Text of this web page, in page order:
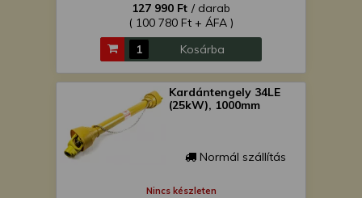
127 990 Ft / darab
( 100 780 Ft + ÁFA )
Kosárba
Kardántengely 34LE
(25kW), 1000mm
Normál szállítás
Nincs készleten